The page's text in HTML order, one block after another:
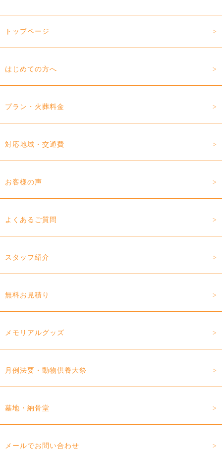
トップページ
はじめての方へ
プラン・火葬料金
対応地域・交通費
お客様の声
よくあるご質問
スタッフ紹介
無料お見積り
メモリアルグッズ
月例法要・動物供養大祭
墓地・納骨堂
メールでお問い合わせ